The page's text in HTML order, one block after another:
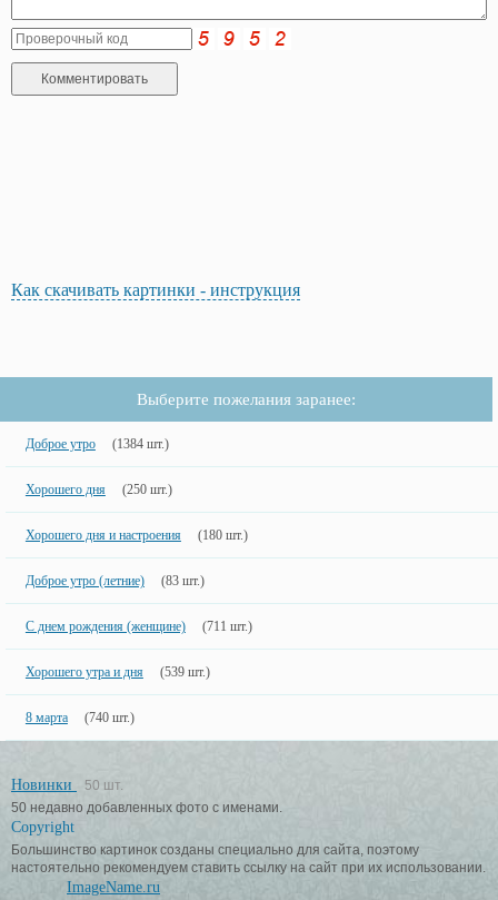
Как скачивать картинки - инструкция
Выберите пожелания заранее:
Доброе утро (1384 шт.)
Хорошего дня (250 шт.)
Хорошего дня и настроения (180 шт.)
Доброе утро (летние) (83 шт.)
С днем рождения (женщине) (711 шт.)
Хорошего утра и дня (539 шт.)
8 марта (740 шт.)
Новинки
50 шт.
50 недавно добавленных фото с именами.
Copyright
Большинство картинок созданы специально для сайта, поэтому
настоятельно рекомендуем ставить ссылку на сайт при их использовании.
ImageName.ru